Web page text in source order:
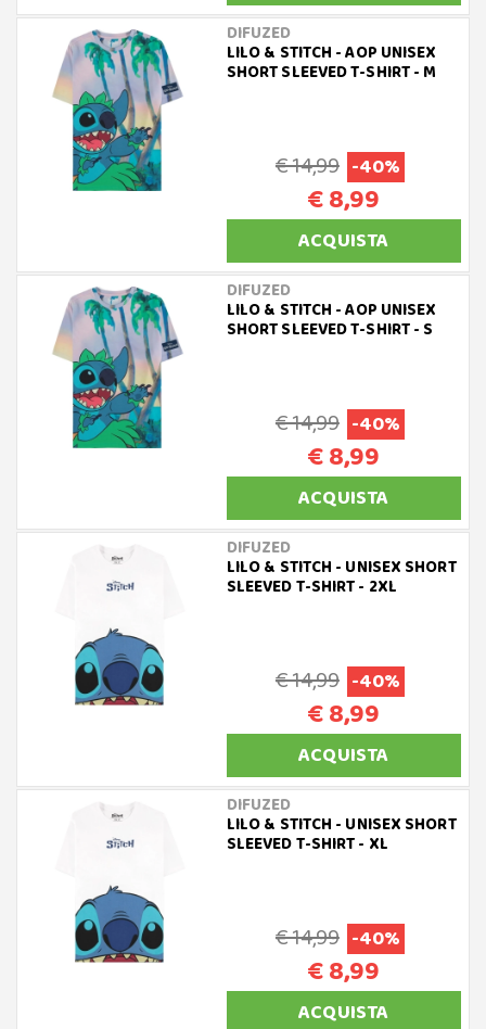
DIFUZED
LILO & STITCH - AOP UNISEX
SHORT SLEEVED T-SHIRT - M
€ 14,99 -40%
€ 8,99
ACQUISTA
DIFUZED
LILO & STITCH - AOP UNISEX
SHORT SLEEVED T-SHIRT - S
€ 14,99 -40%
€ 8,99
ACQUISTA
DIFUZED
LILO & STITCH - UNISEX SHORT
SLEEVED T-SHIRT - 2XL
€ 14,99 -40%
€ 8,99
ACQUISTA
DIFUZED
LILO & STITCH - UNISEX SHORT
SLEEVED T-SHIRT - XL
€ 14,99 -40%
€ 8,99
ACQUISTA